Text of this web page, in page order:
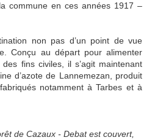
commune en ces années 1917 –
non pas d’un point de vue
Conçu au départ pour alimenter
fins civiles, il s’agit maintenant
d’azote de Lannemezan, produit
notamment à Tarbes et à
de Cazaux - Debat est couvert,